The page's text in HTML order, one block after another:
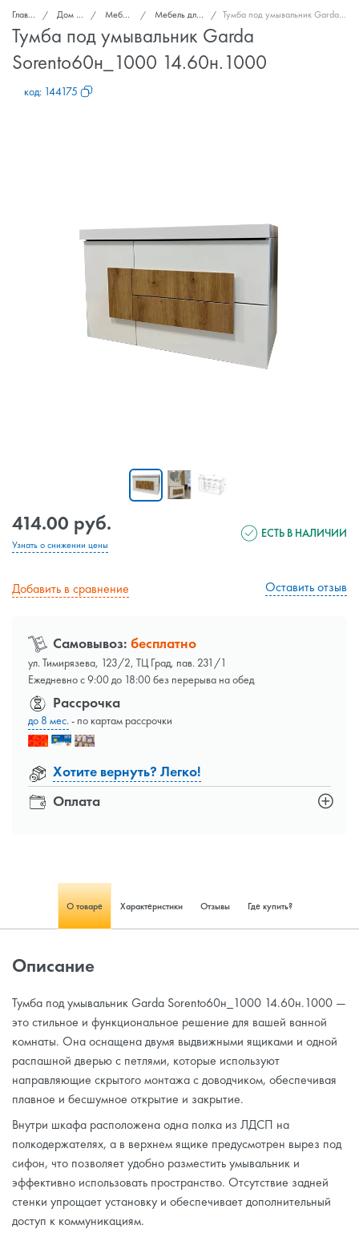
Главная Дом и сад Мебель для дома Мебель для ванных комнат Тумба под умывальник Garda Sorento60н_1000 14.60н.1000
Тумба под умывальник Garda
Sorento60н_1000 14.60н.1000
код: 144175
414.00 руб.
Узнать о снижении цены
ЕСТЬ В НАЛИЧИИ
Добавить в сравнение Оставить отзыв
Самовывоз: бесплатно
ул. Тимирязева, 123/2, ТЦ Град, пав. 231/1
Ежедневно с 9:00 до 18:00 без перерыва на обед
Оплата
Рассрочка
до 8 мес.- по картам рассрочки
Хотите вернуть? Легко!
О товаре Характеристики Отзывы Где купить?
Описание
Тумба под умывальник Garda Sorento60н_1000 14.60н.1000 —
это стильное и функциональное решение для вашей ванной
комнаты. Она оснащена двумя выдвижными ящиками и одной
распашной дверью с петлями, которые используют
направляющие скрытого монтажа с доводчиком, обеспечивая
плавное и бесшумное открытие и закрытие.
Внутри шкафа расположена одна полка из ЛДСП на
полкодержателях, а в верхнем ящике предусмотрен вырез под
сифон, что позволяет удобно разместить умывальник и
эффективно использовать пространство. Отсутствие задней
стенки упрощает установку и обеспечивает дополнительный
доступ к коммуникациям.